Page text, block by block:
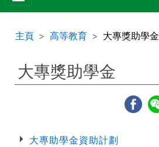
主頁 高等教育 大專獎助學金
大專獎助學金
大專助學金資助計劃